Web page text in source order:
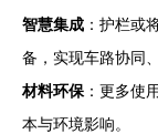
智慧集成 ：护栏或
备，实现车路协同
材料环保 ：更多使
本与环境影响。